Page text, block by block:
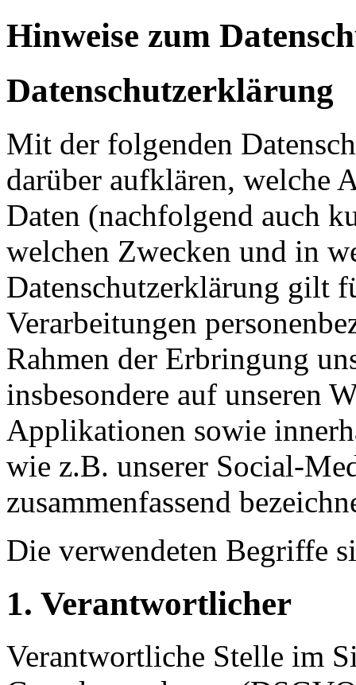
Hinweise zum
Datenschutzerklärung
Mit der folgenden
darüber aufklären, welche
Daten (nachfolgend auch
welchen Zwecken und in
Datenschutzerklärung gilt
Verarbeitungen
Rahmen der Erbringung
insbesondere auf unseren
Applikationen sowie
wie z.B. unserer Social-
zusammenfassend
Die verwendeten Begriffe
1. Verantwortlicher
Verantwortliche Stelle im